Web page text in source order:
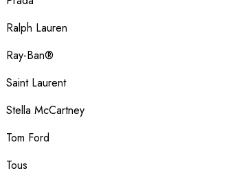
Ralph Lauren
Ray-Ban®
Saint Laurent
Stella McCartney
Tom Ford
Tous